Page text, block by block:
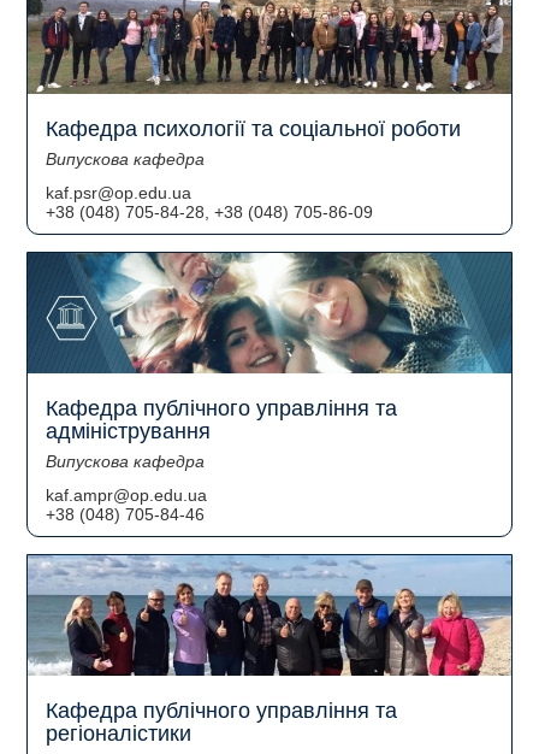
Кафедра психології та соціальної роботи
Випускова кафедра
kaf.psr@op.edu.ua
+38 (048) 705-84-28, +38 (048) 705-86-09
Кафедра публічного управління та
адміністрування
Випускова кафедра
kaf.ampr@op.edu.ua
+38 (048) 705-84-46
Кафедра публічного управління та
регіоналістики